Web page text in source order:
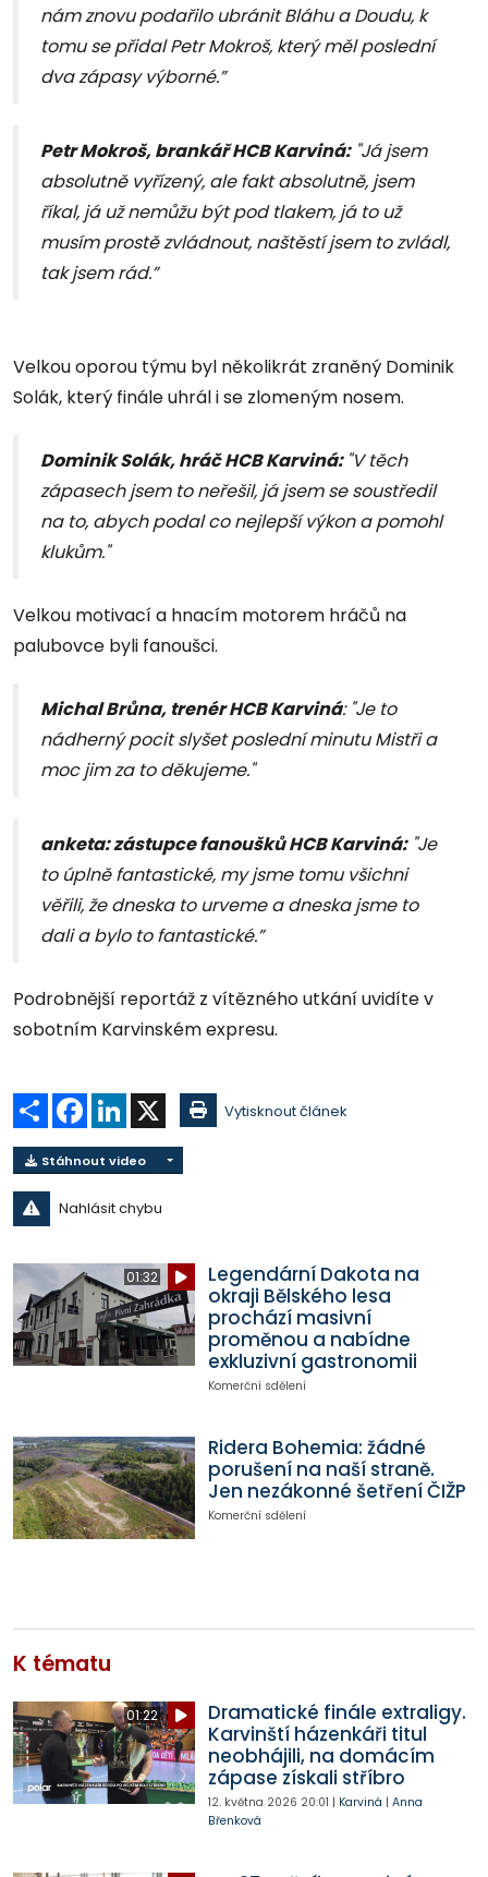
nám znovu podařilo ubránit Bláhu a Doudu, k
tomu se přidal Petr Mokroš, který měl poslední
dva zápasy výborné.”
Petr Mokroš, brankář HCB Karviná:"Já jsem
absolutně vyřízený, ale fakt absolutně, jsem
říkal, já už nemůžu být pod tlakem, já to už
musím prostě zvládnout, naštěstí jsem to zvládl,
tak jsem rád.”
Velkou oporou týmu byl několikrát zraněný Dominik
Solák, který finále uhrál i se zlomeným nosem.
Dominik Solák, hráč HCB Karviná: "V těch
zápasech jsem to neřešil, já jsem se soustředil
na to, abych podal co nejlepší výkon a pomohl
klukům."
Velkou motivací a hnacím motorem hráčů na
palubovce byli fanoušci.
Michal Brůna, trenér HCB Karviná: "Je to
nádherný pocit slyšet poslední minutu Mistři a
moc jim za to děkujeme."
anketa: zástupce fanoušků HCB Karviná:"Je
to úplně fantastické, my jsme tomu všichni
věřili, že dneska to urveme a dneska jsme to
dali a bylo to fantastické.”
Podrobnější reportáž z vítězného utkání uvidíte v
sobotním Karvinském expresu.
Sdílet Facebook
LinkedIn Vytisknout článek
Stáhnout video
Nahlásit chybu
01:32
Legendární Dakota na
okraji Bělského lesa
prochází masivní
proměnou a nabídne
exkluzivní gastronomii
Komerční sdělení
Ridera Bohemia: žádné
porušení na naší straně.
Jen nezákonné šetření ČIŽP
Komerční sdělení
K tématu
01:22
Dramatické finále extraligy.
Karvinští házenkáři titul
neobhájili, na domácím
zápase získali stříbro
12. května 2026 20:01 | Karviná | Anna
Břenková